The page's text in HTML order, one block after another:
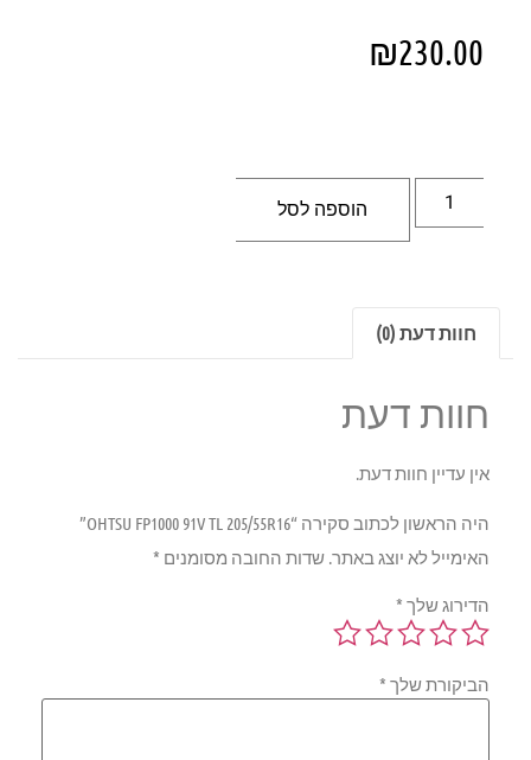
₪230.00
הוספה לסל
חוות דעת (0)
חוות דעת
אין עדיין חוות דעת.
היה הראשון לכתוב סקירה “OHTSU FP1000 91V TL 205/55R16”
האימייל לא יוצג באתר.שדות החובה מסומנים*
הדירוג שלך*
הביקורת שלך*